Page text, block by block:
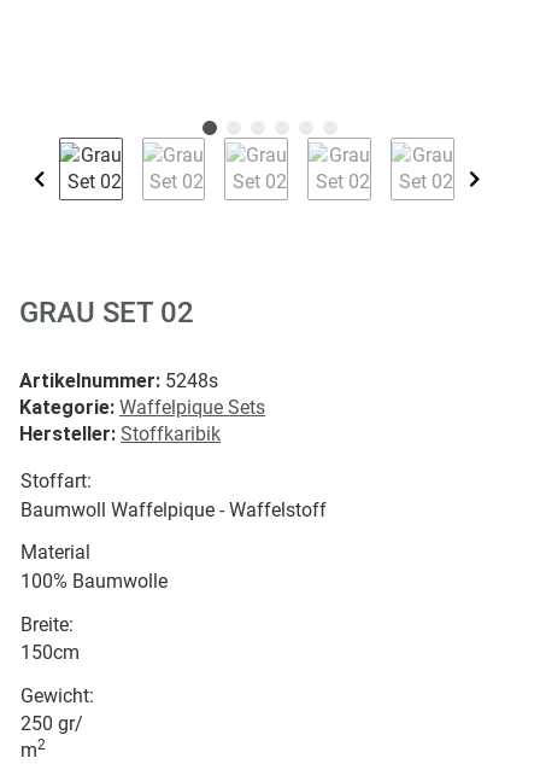
GRAU SET 02
Artikelnummer: 5248s
Kategorie: Waffelpique Sets
Hersteller: Stoffkaribik
Stoffart:
Baumwoll Waffelpique - Waffelstoff
Material
100% Baumwolle
Breite:
150cm
Gewicht:
250 gr/
m2